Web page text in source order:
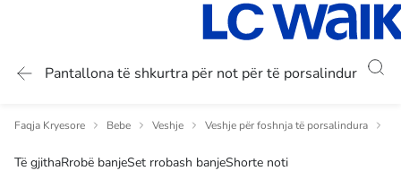
Pantallona të shkurtra për not për të porsalindur
Faqja Kryesore Bebe Veshje Veshje për foshnja të porsalindura
Të gjithaRrobë banjeSet rrobash banjeShorte noti